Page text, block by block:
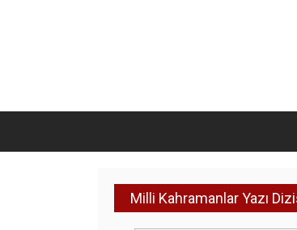
Milli Kahramanlar Yazı